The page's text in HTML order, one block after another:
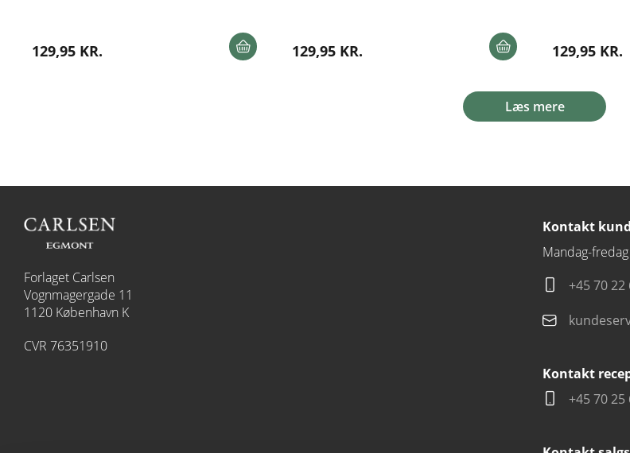
129,95 KR. 129,95 KR. 129,95 KR.
Læs mere
Forlaget Carlsen
Vognmagergade 11
1120 København K
CVR 76351910
Kontakt
Mandag-
+45 70 22
Kontakt
+45 70 25